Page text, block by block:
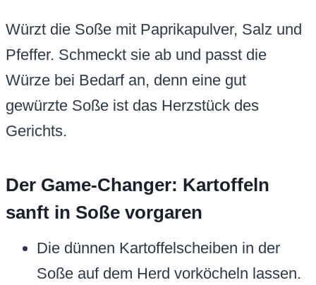
Würzt die Soße mit Paprikapulver, Salz und
Pfeffer. Schmeckt sie ab und passt die
Würze bei Bedarf an, denn eine gut
gewürzte Soße ist das Herzstück des
Gerichts.
Der Game-Changer: Kartoffeln
sanft in Soße vorgaren
Die dünnen Kartoffelscheiben in der
Soße auf dem Herd vorköcheln lassen.